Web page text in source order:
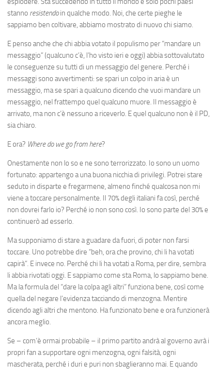
stanno resistendoin qualche modo. Noi, che certe pieghe le
sappiamo ben coltivare, abbiamo mostrato di nuovo chi siamo.
E penso anche che chi abbia votato il populismo per “mandare un
messaggio” (qualcuno c’è, l’ho visto ieri e oggi) abbia sottovalutato
le conseguenze su tutti di un messaggio del genere. Perché i
messaggi sono avvertimenti: se spari un colpo in aria è un
messaggio, ma se spari a qualcuno dicendo che vuoi mandare un
messaggio, nel frattempo quel qualcuno muore. Il messaggio è
arrivato, ma non c’è nessuno a riceverlo. E quel qualcuno non è il PD,
sia chiaro.
E ora? Where do we go from here?
Onestamente non lo so e ne sono terrorizzato. Io sono un uomo
fortunato: appartengo a una buona nicchia di privilegi. Potrei stare
seduto in disparte e fregarmene, almeno finché qualcosa non mi
viene a toccare personalmente. Il 70% degli italiani fa così, perché
non dovrei farlo io? Perché io non sono così. Io sono parte del 30% e
continuerò ad esserlo.
Ma supponiamo di stare a guadare da fuori, di poter non farsi
toccare. Uno potrebbe dire “beh, ora che provino, chi li ha votati
capirà”. E invece no. Perché chi li ha votati a Roma, per dire, sembra
li abbia rivotati oggi. E sappiamo come sta Roma, lo sappiamo bene.
Ma la formula del “dare la colpa agli altri” funziona bene, così come
quella del negare l’evidenza tacciando di menzogna. Mentire
dicendo agli altri che mentono. Ha funzionato bene e ora funzionerà
ancora meglio.
Se – com’è ormai probabile – il primo partito andrà al governo avrà i
propri fan a supportare ogni menzogna, ogni falsità, ogni
mascherata, perché i duri e puri non sbaglieranno mai. E quando